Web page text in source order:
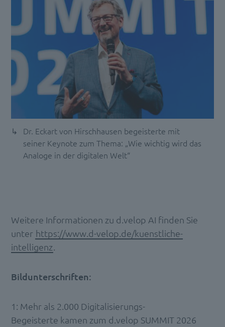
Dr. Eckart von Hirschhausen begeisterte mit
seiner Keynote zum Thema: „Wie wichtig wird das
Analoge in der digitalen Welt“
Weitere Informationen zu d.velop AI finden Sie
unter https://www.d-velop.de/kuenstliche-
intelligenz.
Bildunterschriften:
1: Mehr als 2.000 Digitalisierungs-
Begeisterte kamen zum d.velop SUMMIT 2026